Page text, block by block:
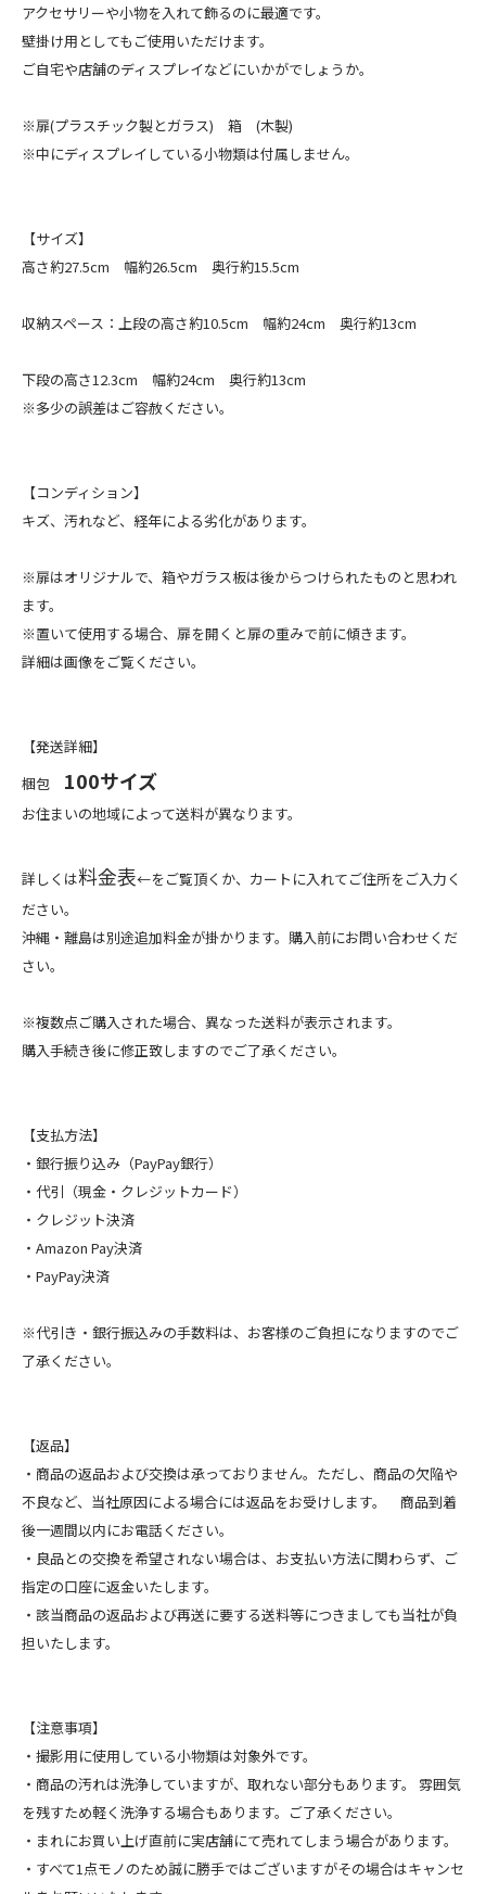
アクセサリーや小物を入れて飾るのに最適です。
壁掛け用としてもご使用いただけます。
ご自宅や店舗のディスプレイなどにいかがでしょうか。
※扉(プラスチック製とガラス) 箱 (木製)
※中にディスプレイしている小物類は付属しません。
【サイズ】
高さ約27.5cm 幅約26.5cm 奥行約15.5cm
収納スペース：上段の高さ約10.5cm 幅約24cm 奥行約13cm
下段の高さ12.3cm 幅約24cm 奥行約13cm
※多少の誤差はご容赦ください。
【コンディション】
キズ、汚れなど、経年による劣化があります。
※扉はオリジナルで、箱やガラス板は後からつけられたものと思われ
ます。
※置いて使用する場合、扉を開くと扉の重みで前に傾きます。
詳細は画像をご覧ください。
【発送詳細】
梱包 100サイズ
お住まいの地域によって送料が異なります。
詳しくは料金表←をご覧頂くか、カートに入れてご住所をご入力く
ださい。
沖縄・離島は別途追加料金が掛かります。購入前にお問い合わせくだ
さい。
※複数点ご購入された場合、異なった送料が表示されます。
購入手続き後に修正致しますのでご了承ください。
【支払方法】
・銀行振り込み（PayPay銀行）
・代引（現金・クレジットカード）
・クレジット決済
・Amazon Pay決済
・PayPay決済
※代引き・銀行振込みの手数料は、お客様のご負担になりますのでご
了承ください。
【返品】
・商品の返品および交換は承っておりません。ただし、商品の欠陥や
不良など、当社原因による場合には返品をお受けします。 商品到着
後一週間以内にお電話ください。
・良品との交換を希望されない場合は、お支払い方法に関わらず、ご
指定の口座に返金いたします。
・該当商品の返品および再送に要する送料等につきましても当社が負
担いたします。
【注意事項】
・撮影用に使用している小物類は対象外です。
・商品の汚れは洗浄していますが、取れない部分もあります。 雰囲気
を残すため軽く洗浄する場合もあります。ご了承ください。
・まれにお買い上げ直前に実店舗にて売れてしまう場合があります。
・すべて1点モノのため誠に勝手ではございますがその場合はキャンセ